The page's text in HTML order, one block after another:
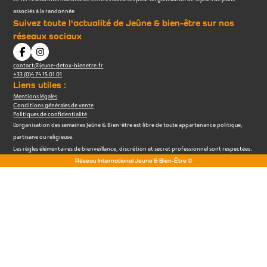
associés à la randonnée
Suivez toute l'actualité de Jeûne & bien-être sur nos
réseaux sociaux
contact@jeune-detox-bienetre.fr
+33 (0)4 74 15 01 01
Liens utiles :
Mentions légales
Conditions générales de vente
Politiques de confidentialité
L’organisation des semaines Jeûne & Bien-être est libre de toute appartenance politique,
partisane ou religieuse.
Les règles élémentaires de bienveillance, discrétion et secret professionnel sont respectées.
Réseau International Jeune & Bien-Être ©